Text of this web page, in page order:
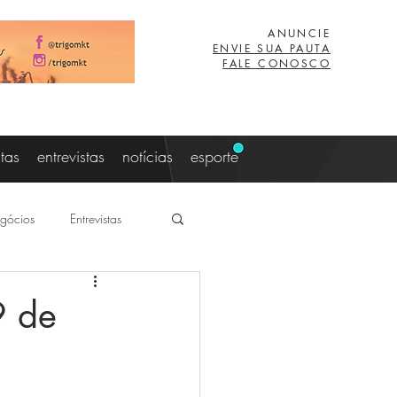
ANUNCIE
ENVIE SUA PAUTA
FALE CONOSCO
entrevistas notícias esporte
Entrevistas
Lucas Eibs
de